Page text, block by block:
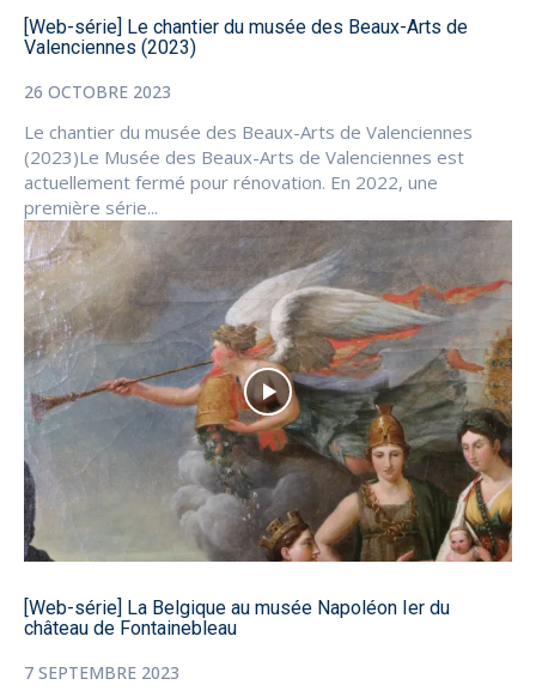
[Web-série] Le chantier du musée des Beaux-Arts de
Valenciennes (2023)
26 OCTOBRE 2023
Le chantier du musée des Beaux-Arts de Valenciennes
(2023)Le Musée des Beaux-Arts de Valenciennes est
actuellement fermé pour rénovation. En 2022, une
première série...
[Web-série] La Belgique au musée Napoléon Ier du
château de Fontainebleau
7 SEPTEMBRE 2023